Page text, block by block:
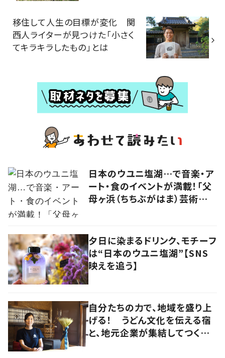
移住して人生の目標が変化 関
西人ライターが見つけた「小さく
てキラキラしたもの」とは
日本のウユニ塩湖…で音楽・ア
ート・食のイベントが満載！「父
母ヶ浜（ちちぶがはま）芸術祭
夕日に染まるドリンク、モチーフ
は“日本のウユニ塩湖”【SNS
映えを追う】
自分たちの力で、地域を盛り上
げる！ うどん文化を伝える宿
と、地元企業が集結してつくり